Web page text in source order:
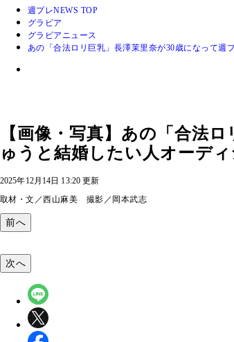
週プレNEWS TOP
グラビア
グラビアニュース
あの「合法ロリ巨乳」長澤茉里奈が30歳になって週
【画像・写真】あの「合法
ゅうと結婚したい人オーデ
2025年12月14日 13:20 更新
取材・文／西山麻美 撮影／岡本武志
前へ
次へ